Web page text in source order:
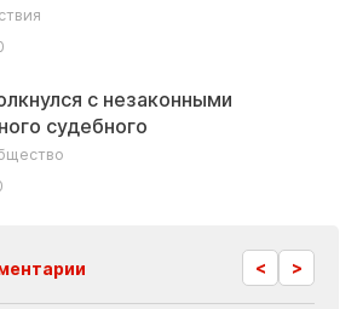
с незаконными
судебного
< >